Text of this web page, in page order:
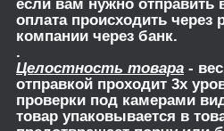
если вам нужно отправить
оплата происходить через
компании через банк.
.
Целостность товара -
отправкой проходит 3х
проверки под камерами
товар упаковывается в